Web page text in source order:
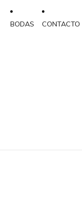
BODAS CONTACTO